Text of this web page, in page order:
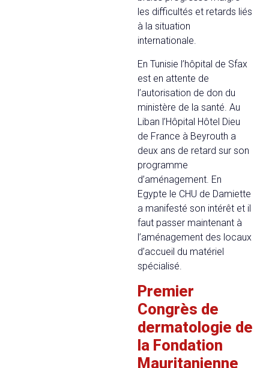
les difficultés et retards liés
à la situation
internationale.
En Tunisie l’hôpital de Sfax
est en attente de
l’autorisation de don du
ministère de la santé. Au
Liban l’Hôpital Hôtel Dieu
de France à Beyrouth a
deux ans de retard sur son
programme
d’aménagement. En
Egypte le CHU de Damiette
a manifesté son intérêt et il
faut passer maintenant à
l’aménagement des locaux
d’accueil du matériel
spécialisé.
Premier
Congrès de
dermatologie de
la Fondation
Mauritanienne